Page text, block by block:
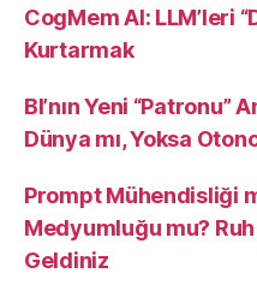
CogMem AI: LLM’leri
Kurtarmak
BI’nın Yeni “Patronu”
Dünya mı, Yoksa
Prompt Mühendisliği
Medyumluğu mu? Ruh
Geldiniz